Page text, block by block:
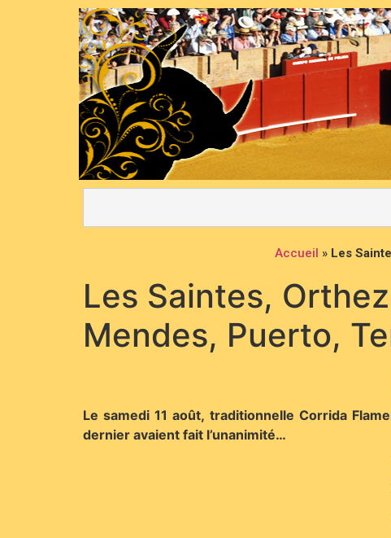
Accueil » Les
Les Saintes,
Mendes, Puerto,
Le samedi 11 août, traditionnelle Corrida
dernier avaient fait l’unanimité…